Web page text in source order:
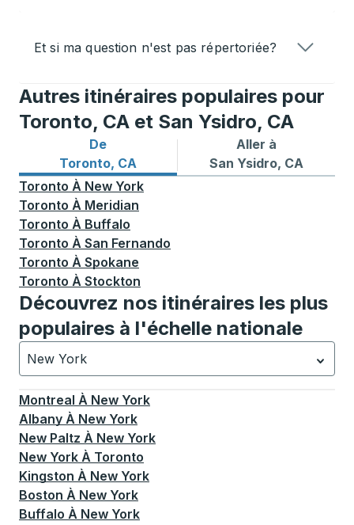
Et si ma question n'est pas répertoriée?
Autres itinéraires populaires pour
Toronto, CA et San Ysidro, CA
De
Toronto, CA
Itinéraires de bus depuis Toronto, CA
Aller à
San Ysidro, CA
Itinéraires de bus vers San
Toronto À New York
Toronto À Meridian
Toronto À Buffalo
Toronto À San Fernando
Toronto À Spokane
Toronto À Stockton
Découvrez nos itinéraires les plus
populaires à l'échelle nationale
New York
Actuellement sélectionné: New York.La sélection est
Montreal À New York
Albany À New York
New Paltz À New York
New York À Toronto
Kingston À New York
Boston À New York
Buffalo À New York